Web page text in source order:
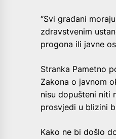
“Svi građani
zdravstvenim
progona ili javne
Stranka Pametno
Zakona o javnom
nisu dopušteni niti
prosvjedi u blizini
Kako ne bi došlo